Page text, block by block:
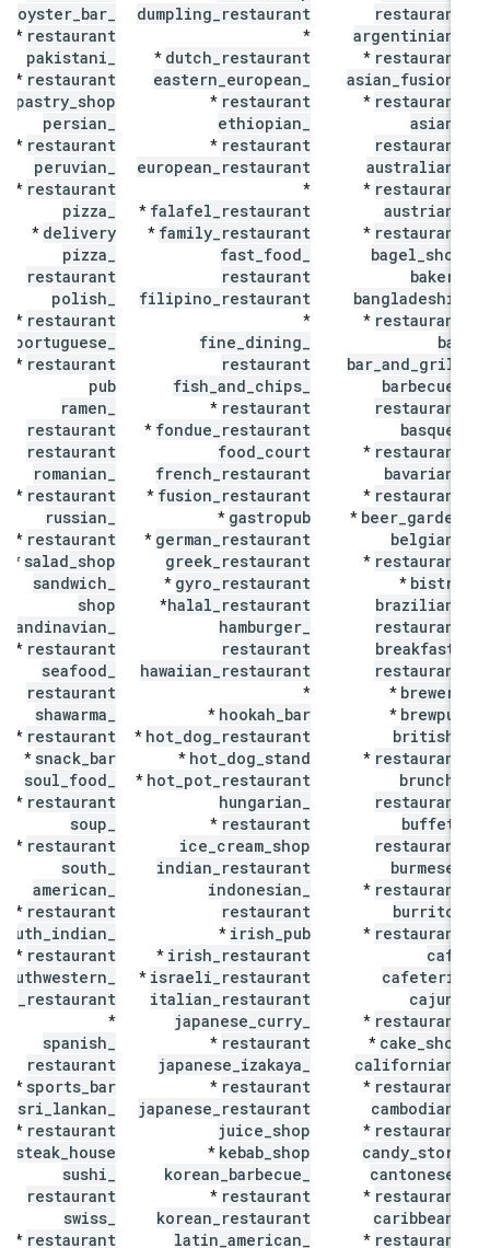
restaurant
argentinian
restaurant
*
asian_fusion
restaurant
*
asian
restaurant
australian
restaurant
*
austrian
restaurant
*
bagel_
bakery
bangladeshi
restaurant
*
bar_and_grill
barbecue
restaurant
basque
restaurant
*
bavarian
restaurant
*
beer_garden
*
belgian
restaurant
*
bistro
*
brazilian
restaurant
breakfast
restaurant
brewery
*
brewpub
*
british
restaurant
*
brunch
restaurant
buffet
restaurant
burmese
restaurant
*
burrito
restaurant
*
cafeteria
cajun
restaurant
*
cake_
*
californian
restaurant
*
cambodian
restaurant
*
candy_store
cantonese
restaurant
*
caribbean
restaurant
*
dumpling_restaurant
dutch_restaurant
*
eastern_european
restaurant
*
ethiopian
restaurant
*
european_restaurant
falafel_restaurant
*
family_restaurant
*
fast_food
restaurant
filipino_restaurant
fine_dining
restaurant
fish_and_chips
restaurant
*
fondue_restaurant
*
food_court
french_restaurant
fusion_restaurant
*
gastropub
*
german_restaurant
*
greek_restaurant
gyro_restaurant
*
halal_restaurant
*
hamburger
restaurant
hawaiian_restaurant
hookah_
*
hot_dog_restaurant
*
hot_dog_stand
*
hot_pot_restaurant
*
hungarian
restaurant
*
ice_cream_shop
indian_restaurant
indonesian
restaurant
irish_pub
*
irish_restaurant
*
israeli_restaurant
*
italian_restaurant
japanese_curry
restaurant
*
japanese_izakaya
restaurant
*
japanese_restaurant
juice_shop
kebab_shop
*
korean_barbecue
restaurant
*
korean_restaurant
latin_american
oyster_
_
restaurant
*
pakistani
restaurant
*
pastry_shop
*
persian
restaurant
*
peruvian
_
restaurant
*
pizza
_
delivery
*
pizza
restaurant
polish
_
restaurant
*
portuguese
restaurant
*
pub
ramen
restaurant
restaurant
romanian
restaurant
*
russian
restaurant
*
salad_shop
*
sandwich
shop
scandinavian
restaurant
*
seafood
_
restaurant
shawarma
restaurant
*
snack_
*
soul_food
_
restaurant
*
soup
restaurant
*
south
american
restaurant
*
south_indian
restaurant
*
southwestern
_
us_restaurant
spanish
restaurant
sports_
*
sri_lankan
_
restaurant
*
steak_house
sushi
restaurant
swiss
restaurant
*